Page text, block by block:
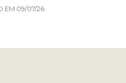
EM 09/07/26